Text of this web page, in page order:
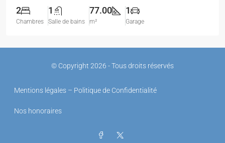
2
Chambres
1
Salle de bains
77.00
m²
1
Garage
© Copyright 2026 - Tous droits réservés
Mentions légales – Politique de Confidentialité
Nos honoraires